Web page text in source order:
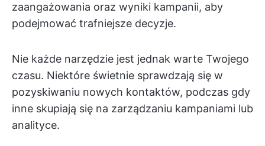
zaangażowania oraz wyniki kampanii, aby
podejmować trafniejsze decyzje.
Nie każde narzędzie jest jednak warte Twojego
czasu. Niektóre świetnie sprawdzają się w
pozyskiwaniu nowych kontaktów, podczas gdy
inne skupiają się na zarządzaniu kampaniami lub
analityce.